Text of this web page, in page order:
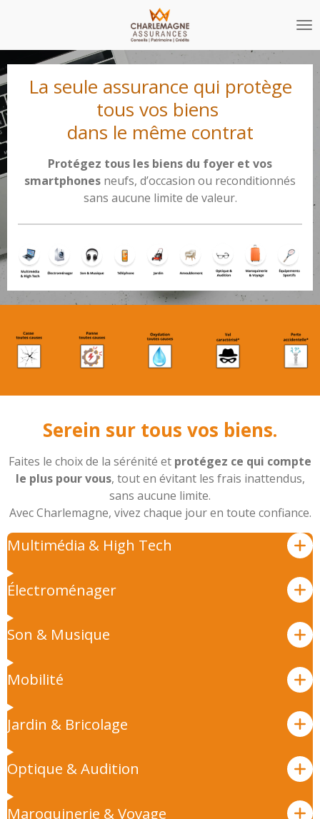
contenu
principal
La seule assurance qui protège
tous vos biens
dans le même contrat
Protégez tous les biens du foyer et vos
smartphones neufs, d’occasion ou reconditionnés
sans aucune limite de valeur.
Serein sur tous vos biens.
Faites le choix de la sérénité et protégez ce qui compte
le plus pour vous, tout en évitant les frais inattendus,
sans aucune limite.
Avec Charlemagne, vivez chaque jour en toute confiance.
Multimédia & High Tech
Électroménager
Son & Musique
Mobilité
Jardin & Bricolage
Optique & Audition
Maroquinerie & Voyage